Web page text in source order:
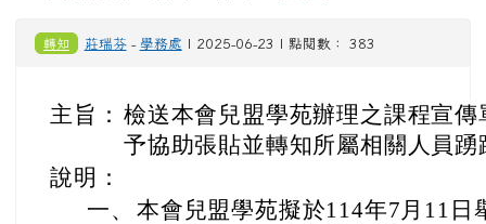
轉知 莊瑞芬- 學務處 | 2025-06-23 | 點閱數： 383
主旨： 檢送本會兒盟學苑辦理之課程宣
予協助張貼並轉知所屬相關人員踴
說明：
一、 本會兒盟學苑擬於114年7月11日